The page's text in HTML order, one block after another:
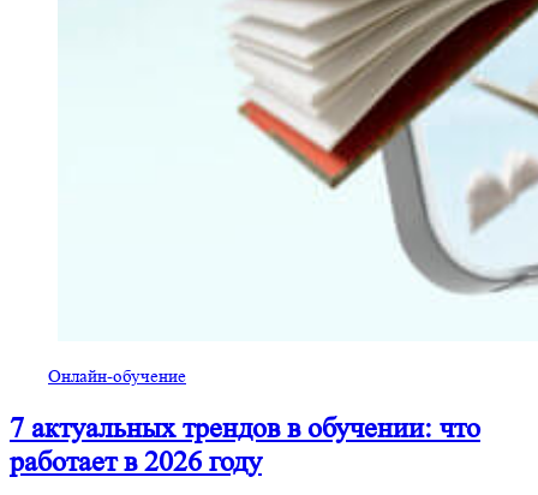
Онлайн-обучение
7 актуальных трендов в обучении: что
работает в 2026 году